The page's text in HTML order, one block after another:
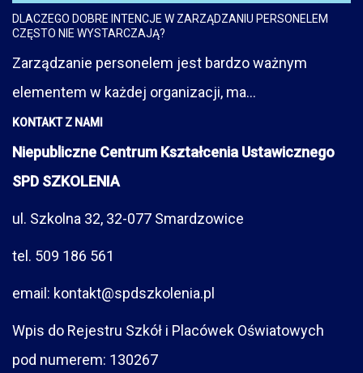
DLACZEGO DOBRE INTENCJE W ZARZĄDZANIU PERSONELEM
CZĘSTO NIE WYSTARCZAJĄ?
Zarządzanie personelem jest bardzo ważnym
elementem w każdej organizacji, ma...
KONTAKT Z NAMI
Niepubliczne Centrum Kształcenia Ustawicznego
SPD SZKOLENIA
ul. Szkolna 32, 32-077 Smardzowice
tel. 509 186 561
email: kontakt@spdszkolenia.pl
Wpis do Rejestru Szkół i Placówek Oświatowych
pod numerem: 130267